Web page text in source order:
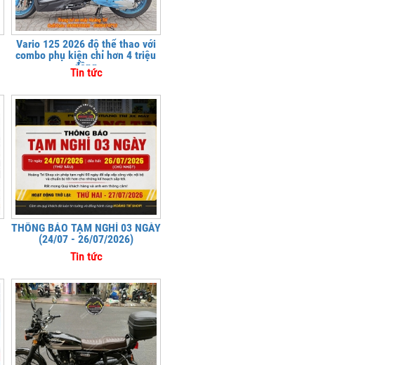
Vario 125 2026 độ thể thao với
combo phụ kiện chỉ hơn 4 triệu
đồng
Tin tức
THÔNG BÁO TẠM NGHỈ 03 NGÀY
(24/07 - 26/07/2026)
Tin tức